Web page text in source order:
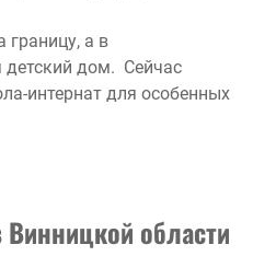
границу, а в
дом. Сейчас
интернат для особенных
области